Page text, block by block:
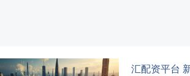
汇配资平台